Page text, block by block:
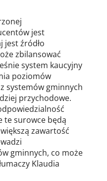
jest
jest źródło
zbilansować
system kaucyjny
poziomów
systemów gminnych
przychodowe.
te surowce będą
zawartość
gminnych, co może
Klaudia